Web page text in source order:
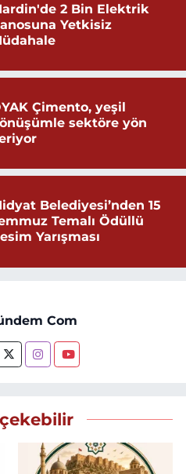
2 Bin Elektrik
Yetkisiz
Çimento, yeşil
sektöre yön
Belediyesi’nden 15
Temalı Ödüllü
Yarışması
Com